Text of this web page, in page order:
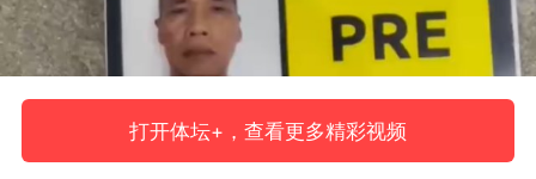
打开体坛+，查看更多精彩视频